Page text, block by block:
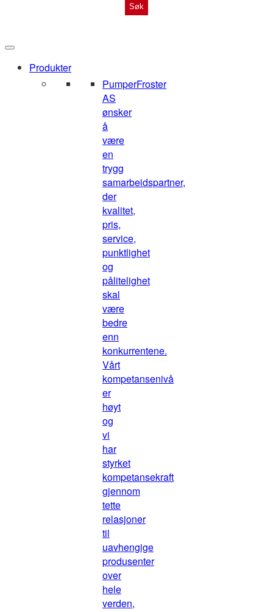
Produkter
PumperFroster
AS
ønsker
å
være
en
trygg
samarbeidspartner,
der
kvalitet,
pris,
service,
punktlighet
og
pålitelighet
skal
være
bedre
enn
konkurrentene.
Vårt
kompetansenivå
er
høyt
og
vi
har
styrket
kompetansekraft
gjennom
tette
relasjoner
til
uavhengige
produsenter
over
hele
verden,